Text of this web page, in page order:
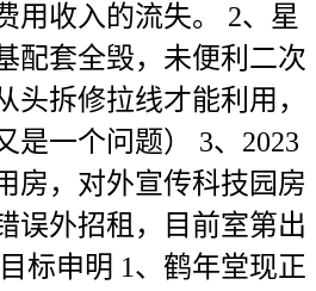
用收入的流失。 2、星
配套全毁，未便利二次
头拆修拉线才能利用，
是一个问题） 3、2023
房，对外宣传科技园房
误外招租，目前室第出
标申明 1、鹤年堂现正